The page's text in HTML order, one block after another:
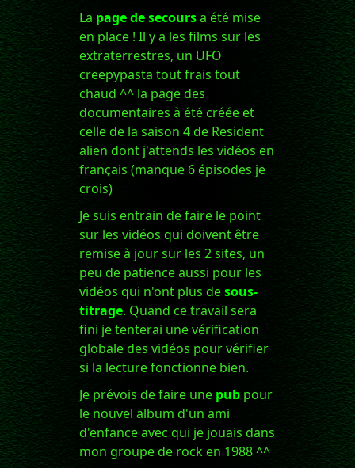
La page de secoursa été mise
en place ! Il y a les films sur les
extraterrestres, un UFO
creepypasta tout frais tout
chaud ^^ la page des
documentaires à été créée et
celle de la saison 4 de Resident
alien dont j'attends les vidéos en
français (manque 6 épisodes je
crois)
Je suis entrain de faire le point
sur les vidéos qui doivent être
remise à jour sur les 2 sites, un
peu de patience aussi pour les
vidéos qui n'ont plus desous-
titrage. Quand ce travail sera
fini je tenterai une vérification
globale des vidéos pour vérifier
si la lecture fonctionne bien.
Je prévois de faire une pub pour
le nouvel album d'un ami
d'enfance avec qui je jouais dans
mon groupe de rock en 1988 ^^